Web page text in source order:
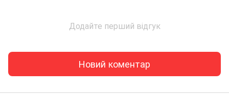
Додайте перший відгук
Новий коментар